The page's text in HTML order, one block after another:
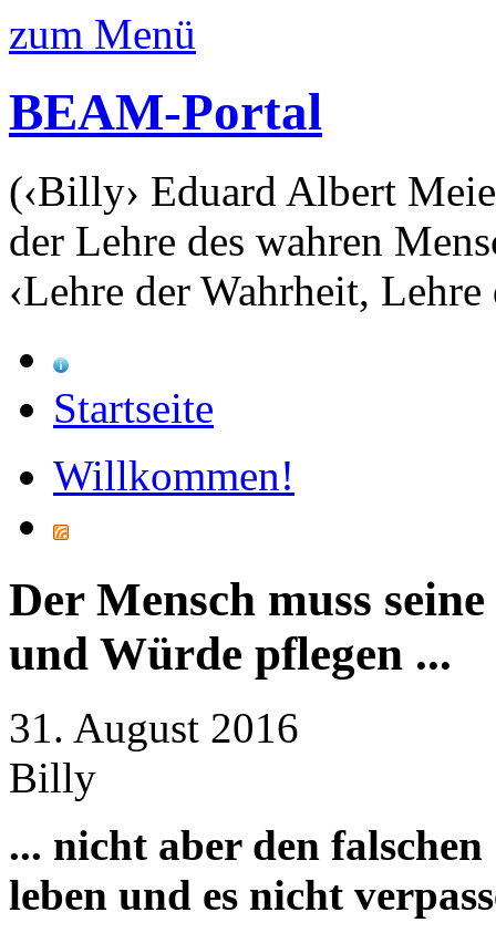
zum Menü
BEAM-Portal
(‹Billy› Eduard Albert
der Lehre des wahren
‹Lehre der Wahrheit, Lehre
Startseite
Willkommen!
Der Mensch muss
und Würde pflegen ...
31. August 2016
Billy
... nicht aber den
leben und es nicht